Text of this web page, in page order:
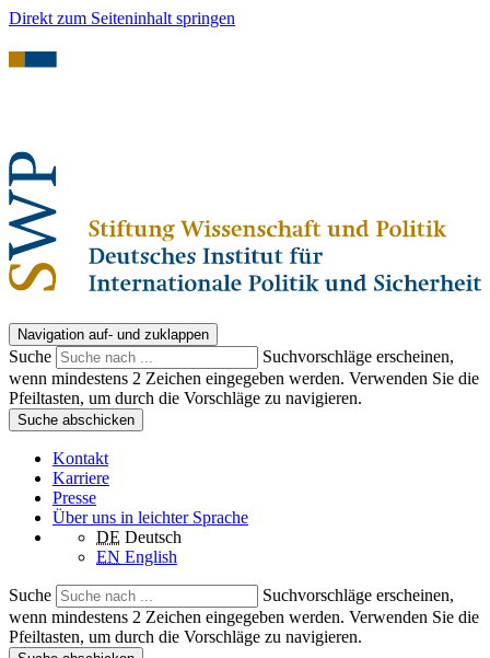
Direkt zum Seiteninhalt springen
Navigation auf- und zuklappen
Suche
Suchvorschläge erscheinen,
wenn mindestens 2 Zeichen eingegeben werden. Verwenden Sie die
Pfeiltasten, um durch die Vorschläge zu navigieren.
Suche abschicken
Kontakt
Karriere
Presse
Über uns in leichter Sprache
DE Deutsch
EN English
Suche
Suchvorschläge erscheinen,
wenn mindestens 2 Zeichen eingegeben werden. Verwenden Sie die
Pfeiltasten, um durch die Vorschläge zu navigieren.